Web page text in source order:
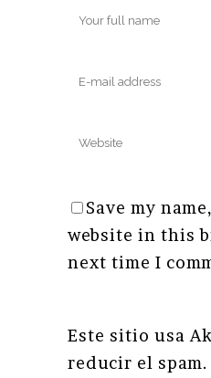
Save my
website in this
next time I
Este sitio usa
reducir el spam.